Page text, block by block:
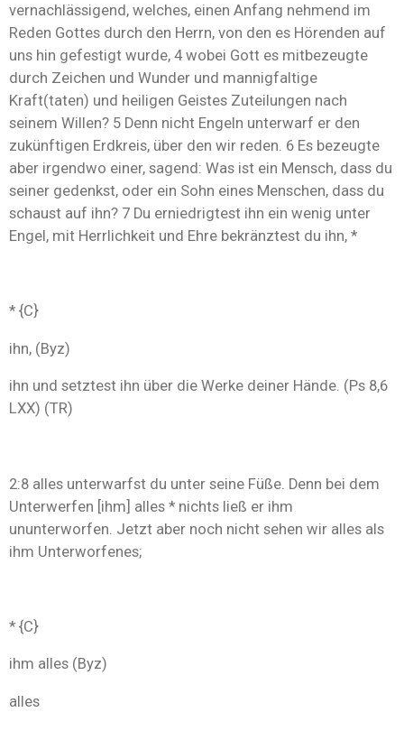
vernachlässigend, welches, einen Anfang nehmend im
Reden Gottes durch den Herrn, von den es Hörenden auf
uns hin gefestigt wurde, 4 wobei Gott es mitbezeugte
durch Zeichen und Wunder und mannigfaltige
Kraft(taten) und heiligen Geistes Zuteilungen nach
seinem Willen? 5 Denn nicht Engeln unterwarf er den
zukünftigen Erdkreis, über den wir reden. 6 Es bezeugte
aber irgendwo einer, sagend: Was ist ein Mensch, dass du
seiner gedenkst, oder ein Sohn eines Menschen, dass du
schaust auf ihn? 7 Du erniedrigtest ihn ein wenig unter
Engel, mit Herrlichkeit und Ehre bekränztest du ihn, *
* {C}
ihn, (Byz)
ihn und setztest ihn über die Werke deiner Hände. (Ps 8,6
LXX) (TR)
2:8 alles unterwarfst du unter seine Füße. Denn bei dem
Unterwerfen [ihm] alles * nichts ließ er ihm
ununterworfen. Jetzt aber noch nicht sehen wir alles als
ihm Unterworfenes;
* {C}
ihm alles (Byz)
alles